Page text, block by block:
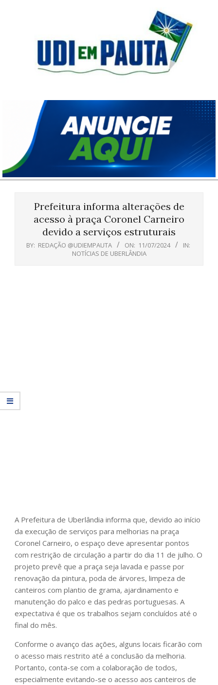
Pauta
Prefeitura informa alterações de
acesso à praça Coronel Carneiro
devido a serviços estruturais
BY: REDAÇÃO @UDIEMPAUTA ON: 11/07/2024
IN:
NOTÍCIAS DE UBERLÂNDIA
A Prefeitura de Uberlândia informa que, devido ao início
da execução de serviços para melhorias na praça
Coronel Carneiro, o espaço deve apresentar pontos
com restrição de circulação a partir do dia 11 de julho. O
projeto prevê que a praça seja lavada e passe por
renovação da pintura, poda de árvores, limpeza de
canteiros com plantio de grama, ajardinamento e
manutenção do palco e das pedras portuguesas. A
expectativa é que os trabalhos sejam concluídos até o
final do mês.
Conforme o avanço das ações, alguns locais ficarão com
o acesso mais restrito até a conclusão da melhoria.
Portanto, conta-se com a colaboração de todos,
especialmente evitando-se o acesso aos canteiros de